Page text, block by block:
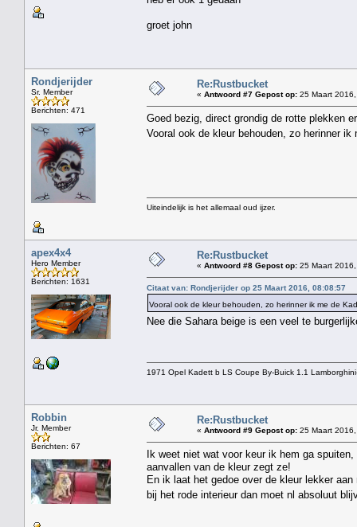
groet john
Rondjerijder
Sr. Member
Berichten: 471
Re:Rustbucket
« Antwoord #7 Gepost op: 25 Maart
Goed bezig, direct grondig de rotte plekken
Vooral ook de kleur behouden, zo herinner
Uiteindelijk is het allemaal oud ijzer.
apex4x4
Hero Member
Berichten: 1631
Re:Rustbucket
« Antwoord #8 Gepost op: 25 Maart
Citaat van: Rondjerijder op 25 Maart 2016, 08:08:57
Vooral ook de kleur behouden, zo herinner ik me de
Nee die Sahara beige is een veel te
1971 Opel Kadett b LS Coupe By-Buick 1.1
Robbin
Jr. Member
Berichten: 67
Re:Rustbucket
« Antwoord #9 Gepost op: 25 Maart
Ik weet niet wat voor keur ik hem ga
aanvallen van de kleur zegt ze!
En ik laat het gedoe over de kleur lekker
bij het rode interieur dan moet nl absoluut